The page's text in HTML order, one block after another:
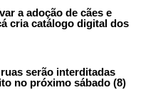
a adoção de cães e
cria catálogo digital dos
serão interditadas
no próximo sábado (8)